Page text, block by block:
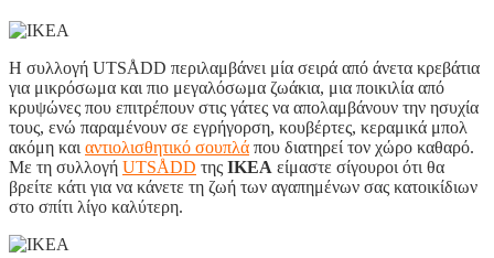
Η συλλογή UTSÅDD περιλαμβάνει μία σειρά από άνετα κρεβάτια
για μικρόσωμα και πιο μεγαλόσωμα ζωάκια, μια ποικιλία από
κρυψώνες που επιτρέπουν στις γάτες να απολαμβάνουν την ησυχία
τους, ενώ παραμένουν σε εγρήγορση, κουβέρτες, κεραμικά μπολ
ακόμη και αντιολισθητικό σουπλά που διατηρεί τον χώρο καθαρό.
Με τη συλλογή UTSÅDD της ΙΚΕΑ είμαστε σίγουροι ότι θα
βρείτε κάτι για να κάνετε τη ζωή των αγαπημένων σας κατοικίδιων
στο σπίτι λίγο καλύτερη.